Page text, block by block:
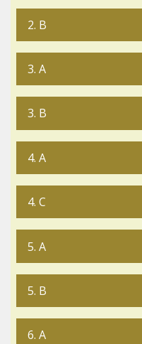
2. B
3. A
3. B
4. A
4. C
5. A
5. B
6. A